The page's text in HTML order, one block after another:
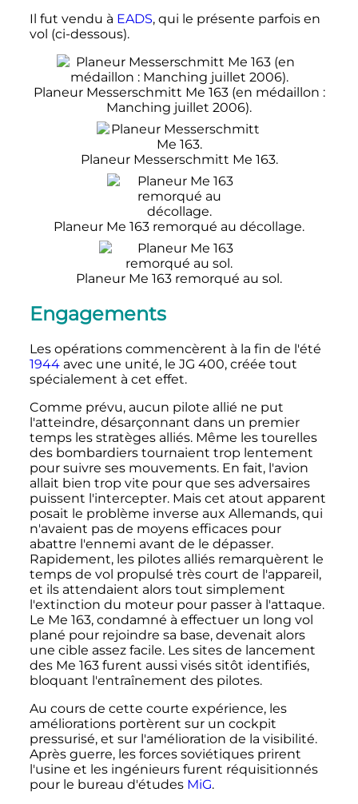
Il fut vendu à EADS, qui le présente parfois en
vol (ci-dessous).
Planeur Messerschmitt Me 163 (en médaillon :
Manching juillet 2006).
Planeur Messerschmitt Me 163.
Planeur Me 163 remorqué au décollage.
Planeur Me 163 remorqué au sol.
Engagements
Les opérations commencèrent à la fin de l'été
1944avec une unité, le JG 400, créée tout
spécialement à cet effet.
Comme prévu, aucun pilote allié ne put
l'atteindre, désarçonnant dans un premier
temps les stratèges alliés. Même les tourelles
des bombardiers tournaient trop lentement
pour suivre ses mouvements. En fait, l'avion
allait bien trop vite pour que ses adversaires
puissent l'intercepter. Mais cet atout apparent
posait le problème inverse aux Allemands, qui
n'avaient pas de moyens efficaces pour
abattre l'ennemi avant de le dépasser.
Rapidement, les pilotes alliés remarquèrent le
temps de vol propulsé très court de l'appareil,
et ils attendaient alors tout simplement
l'extinction du moteur pour passer à l'attaque.
Le Me 163, condamné à effectuer un long vol
plané pour rejoindre sa base, devenait alors
une cible assez facile. Les sites de lancement
des Me 163 furent aussi visés sitôt identifiés,
bloquant l'entraînement des pilotes.
Au cours de cette courte expérience, les
améliorations portèrent sur un cockpit
pressurisé, et sur l'amélioration de la visibilité.
Après guerre, les forces soviétiques prirent
l'usine et les ingénieurs furent réquisitionnés
pour le bureau d'études MiG.